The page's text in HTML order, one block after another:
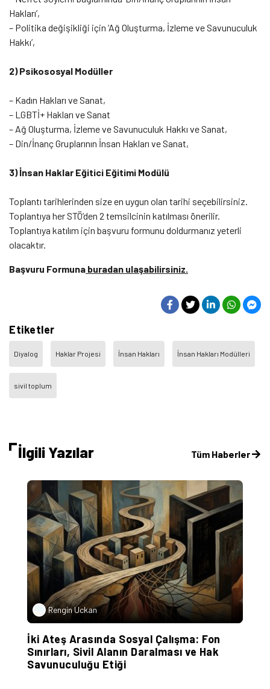
Hakları’,
– Politika değişikliği için ‘Ağ Oluşturma, İzleme ve Savunuculuk
Hakkı’,
2) Psikososyal Modüller
– Kadın Hakları ve Sanat,
– LGBTİ+ Hakları ve Sanat
– Ağ Oluşturma, İzleme ve Savunuculuk Hakkı ve Sanat,
– Din/İnanç Gruplarının İnsan Hakları ve Sanat,
3) İnsan Haklar Eğitici Eğitimi Modülü
Toplantı tarihlerinden size en uygun olan tarihi seçebilirsiniz.
Toplantıya her STÖ’den 2 temsilcinin katılması önerilir.
Toplantıya katılım için başvuru formunu doldurmanız yeterli
olacaktır.
Başvuru Formuna buradan ulaşabilirsiniz.
Etiketler
Diyalog Haklar Projesi İnsan Hakları İnsan Hakları Modülleri
sivil toplum
İlgili Yazılar Tüm Haberler
Rengin Uckan
İki Ateş Arasında Sosyal Çalışma: Fon
Sınırları, Sivil Alanın Daralması ve Hak
Savunuculuğu Etiği